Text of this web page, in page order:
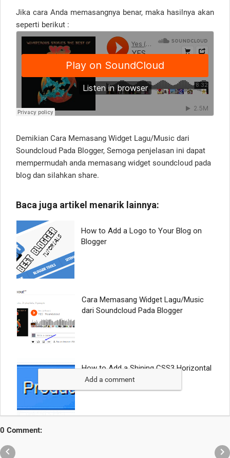
Jika cara Anda memasangnya benar, maka hasilnya akan
seperti berikut :
Demikian Cara Memasang Widget Lagu/Music dari
Soundcloud Pada Blogger, Semoga penjelasan ini dapat
mempermudah anda memasang widget soundcloud pada
blog dan silahkan share.
Add a comment
0 Comment:
 